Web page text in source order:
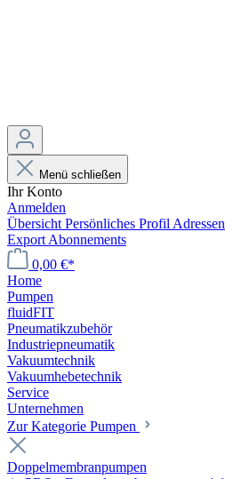
Menü schließen
Ihr Konto
Anmelden
Übersicht Persönliches Profil Adressen
Export Abonnements
0,00 €*
Home
Pumpen
fluidFIT
Pneumatikzubehör
Industriepneumatik
Vakuumtechnik
Vakuumhebetechnik
Service
Unternehmen
Zur Kategorie Pumpen
Doppelmembranpumpen